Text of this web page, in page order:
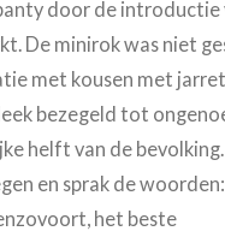
door de introductie
De minirok was niet
met kousen met
bezegeld tot
helft van de bevolking.
en sprak de
het beste